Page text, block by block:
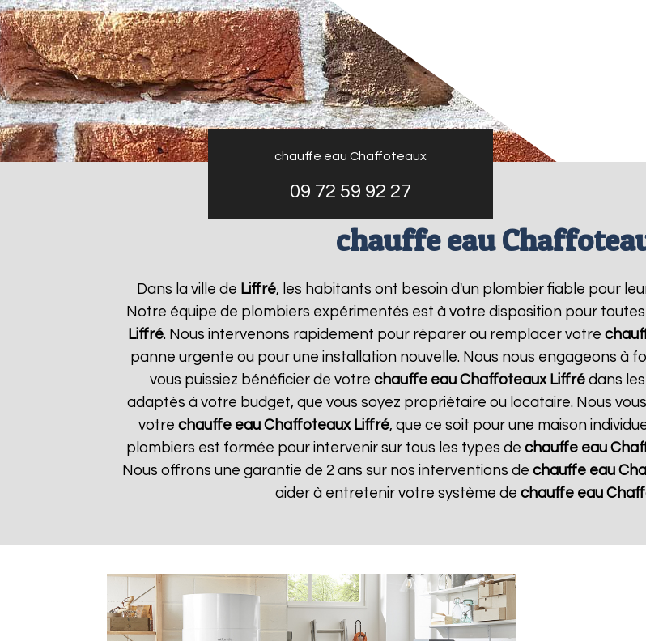
chauffe eau Chaffoteaux
09 72 59 92 27
chauffe eau
Dans la ville de Liffré, les habitants ont besoin d'un plombier fiable pour
Notre équipe de plombiers expérimentés est à votre disposition pour
Liffré. Nous intervenons rapidement pour réparer ou remplacer votre
panne urgente ou pour une installation nouvelle. Nous nous engageons à
vous puissiez bénéficier de votre chauffe eau Chaffoteaux Liffrédans
adaptés à votre budget, que vous soyez propriétaire ou locataire. Nous
votre chauffe eau Chaffoteaux Liffré, que ce soit pour une maison
plombiers est formée pour intervenir sur tous les types de chauffe eau
Nous offrons une garantie de 2 ans sur nos interventions de chauffe eau
aider à entretenir votre système de chauffe eau